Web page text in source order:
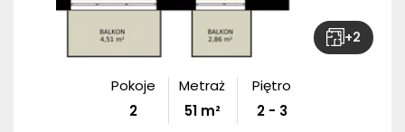
+2
Pokoje
2
Metraż
51m²
Piętro
2 - 3